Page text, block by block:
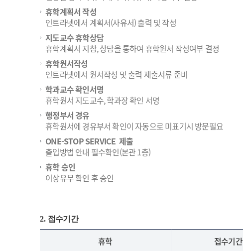
휴학계획서 작성
인트라넷에서 계획서(사유서) 출력 및 작성
지도교수 휴학상담
휴학계획서 지참, 상담을 통하여 휴학원서 작성여부 결정
휴학원서작성
인트라넷에서 원서작성 및 출력 제출서류 준비
학과교수 확인서명
휴학원서 지도교수, 학과장 확인 서명
행정부서 경유
휴학원서에 경유부서 확인이 자동으로 미표기시 방문필요
ONE-STOP SERVICE 제출
출입방법 안내 필수확인(본관 1층)
휴학 승인
이상유무 확인 후 승인
2. 접수기간
휴학 접수기간